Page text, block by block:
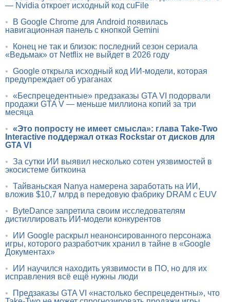
— Nvidia откроет исходный код cuFile
•
В Google Chrome для Android появилась
навигационная панель с кнопкой Gemini
•
Конец не так и близок: последний сезон сериала
«Ведьмак» от Netflix не выйдет в 2026 году
• Google открыла исходный код ИИ-модели, которая
предупреждает об ураганах
• «Беспрецедентные» предзаказы GTA VI подорвали
продажи GTA V — меньше миллиона копий за три
месяца
• «Это попросту не имеет смысла»: глава Take-Two
Interactive поддержал отказ Rockstar от дисков для
GTA VI
• За сутки ИИ выявил несколько сотен уязвимостей в
экосистеме биткоина
• Тайваньская Nanya намерена заработать на ИИ,
вложив $10,7 млрд в передовую фабрику DRAM с EUV
•
ByteDance запретила своим исследователям
дистиллировать ИИ-модели конкурентов
•
ИИ Google раскрыл неанонсированного персонажа
игры, которого разработчик хранил в тайне в «Google
Документах»
•
ИИ научился находить уязвимости в ПО, но для их
исправления всё ещё нужны люди
•
Предзаказы GTA VI «настолько беспрецедентны», что